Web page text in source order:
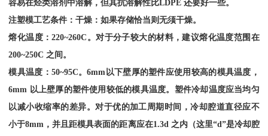
容易在烃类溶剂中溶解，但其抗溶解性比LDPE还要好一些。
注塑模工艺条件：干燥：如果存储恰当则无须干燥。
熔化温度：220~260C 。对于分子较大的材料，建议熔化温度范围在
200~250C 之间。
模具温度： 50~95C。6mm 以下壁厚的塑件应使用较高的模具温度，
6mm 以上壁厚的塑件使用较低的模具温度。塑件冷却温度应当均匀
以减小收缩率的差异。对于优的加工周期时间，冷却腔道直径应不
小于8mm ，并且距模具表面的距离应在1.3d 之内（这里“d”是冷却腔